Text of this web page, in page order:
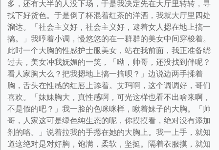
多，还有大半的人没下场，于是我决定先在大厅里转转，寻
找下好货色。于是倒了杯混着红茶的洋酒，我就大厅里四处
溜达。「社会主义好，社会主义好，逮着女人摁在地上搞一
搞。」我哼着小调，慢悠悠的在一群群的美女中间穿梭着。
此时一个大胸的性感护士服美女，站在我前面，我正准备绕
过去，美女冲我妩媚的一笑，「呦，帅哥，还没找到伴呢？
看人家胸大么？把我摁地上搞一搞呗？」边说边两手揉着
胸，舌头在性感的红唇上舔着。艾玛啊，这个调调好，哥们
喜欢。「妹妹胸大，真性感啊，可光这样也看不出啥来啊，
不是假的吧？」我一脸的色咪咪样，瞅着妹子的大胸。「帅
哥，人家这可是绿色纯生态的呢，你摸摸看，绝对没有添加
剂的咯。」说着拉我的手摁在她的大胸上。我一上手，就知
道这绝对是对好胸，饱满，柔软，坚挺。隔着衣服摸，就知